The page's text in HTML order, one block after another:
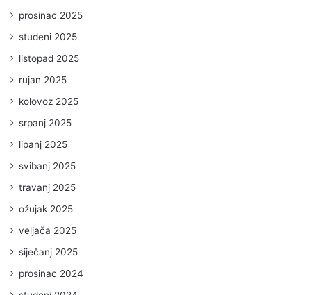
prosinac 2025
studeni 2025
listopad 2025
rujan 2025
kolovoz 2025
srpanj 2025
lipanj 2025
svibanj 2025
travanj 2025
ožujak 2025
veljača 2025
siječanj 2025
prosinac 2024